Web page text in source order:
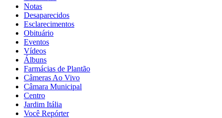
Notas
Desaparecidos
Esclarecimentos
Obituário
Eventos
Vídeos
Álbuns
Farmácias de Plantão
Câmeras Ao Vivo
Câmara Municipal
Centro
Jardim Itália
Você Repórter